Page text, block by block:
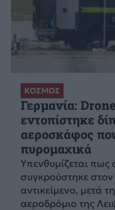
ΚΟΣΜΟΣ
Γερμανία:
εντοπίστηκε
αεροσκάφος
πυρομαχικά
Υπενθυμίζεται
συγκρούστηκε
αντικείμενο, μετά
αεροδρόμιο της